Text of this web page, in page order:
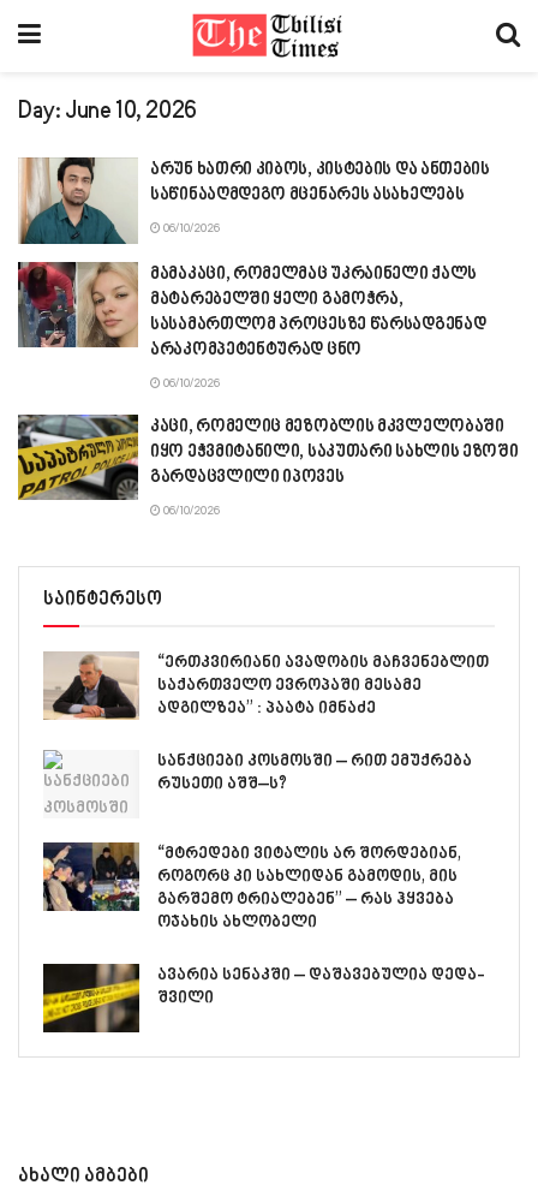
Day: June 10, 2026
არუნ ხათრი კიბოს, კისტების და ანთების
საწინააღმდეგო მცენარეს ასახელებს
06/10/2026
მამაკაცი, რომელმაც უკრაინელი ქალს
მატარებელში ყელი გამოჭრა,
სასამართლომ პროცესზე წარსადგენად
არაკომპეტენტურად ცნო
06/10/2026
კაცი, რომელიც მეზობლის მკვლელობაში
იყო ეჭვმიტანილი, საკუთარი სახლის ეზოში
გარდაცვლილი იპოვეს
06/10/2026
საინტერესო
“ერთკვირიანი ავადობის მაჩვენებლით
საქართველო ევროპაში მესამე
ადგილზეა” : პაატა იმნაძე
სანქციები კოსმოსში – რით ემუქრება
რუსეთი აშშ–ს?
“მტრედები ვიტალის არ შორდებიან,
როგორც კი სახლიდან გამოდის, მის
გარშემო ტრიალებენ” – რას ჰყვება
ოჯახის ახლობელი
ავარია სენაკში – დაშავებულია დედა-
შვილი
ახალი ამბები